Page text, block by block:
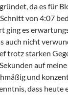
da es für
von 4:07
ging es
nicht
trotz starken
auf
und
dass heute